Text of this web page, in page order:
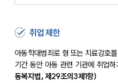
취업 제한
아동학대범죄로 형 또는 치료감호
기간 동안 아동 관련 기관에 취업
동복지법」 제29조의3제1항)